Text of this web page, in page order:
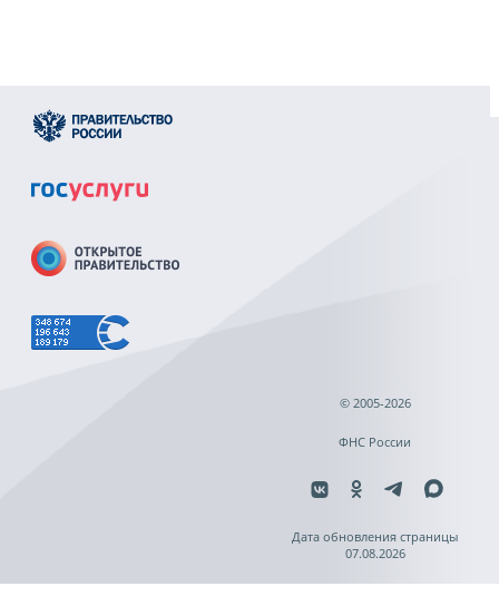
© 2005-2026
ФНС России
Дата обновления страницы
07.08.2026